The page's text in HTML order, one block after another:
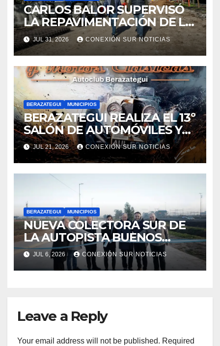
CARLOS BALOR SUPERVISÓ
LA REPAVIMENTACIÓN DE LA
AVENIDA AGOTE EN
RANELAGH
JUL 31, 2026 CONEXIÓN SUR NOTICIAS
BERAZATEGUI MUNICIPIOS
BERAZATEGUI REALIZA EL 13º
SALÓN DE AUTOMÓVILES Y
MOTOS CLÁSICAS
JUL 21, 2026 CONEXIÓN SUR NOTICIAS
BERAZATEGUI MUNICIPIOS
NUEVA COLECTORA SUR DE
LA AUTOPISTA BUENOS
AIRES-LA PLATA
JUL 6, 2026 CONEXIÓN SUR NOTICIAS
Leave a Reply
Your email address will not be published. Required